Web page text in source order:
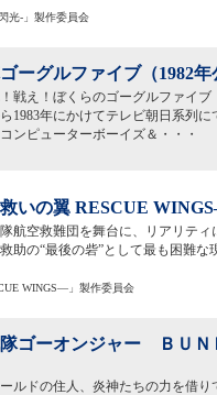
光-」製作委員会
ーグルファイブ（1982年
戦え！ぼくらのゴーグルファイブ
ら1983年にかけてテレビ朝日系列
ンピューターボーイズ＆・・・
いの翼 RESCUE
航空救難団を舞台に、リアリテ
助の“最後の砦”として最も困難
WINGS―」製作委員会
ゴーオンジャー ＢＵＮ
ルドの住人、炎神たちの力を借